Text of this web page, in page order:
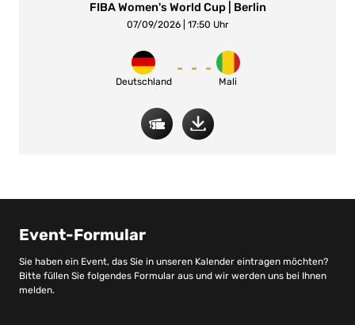
FIBA Women's World Cup | Berlin
07/09/2026 | 17:50 Uhr
Deutschland
- - -
Mali
Event-Formular
Sie haben ein Event, das Sie in unseren Kalender eintragen möchten?
Bitte füllen Sie folgendes Formular aus und wir werden uns bei Ihnen
melden.